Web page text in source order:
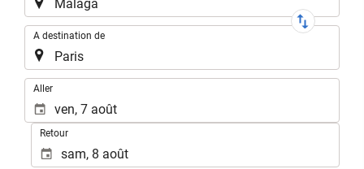
A destination de
Aller
Retour